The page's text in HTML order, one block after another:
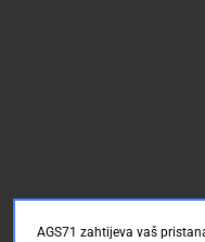
AGS71 zahtijeva vaš